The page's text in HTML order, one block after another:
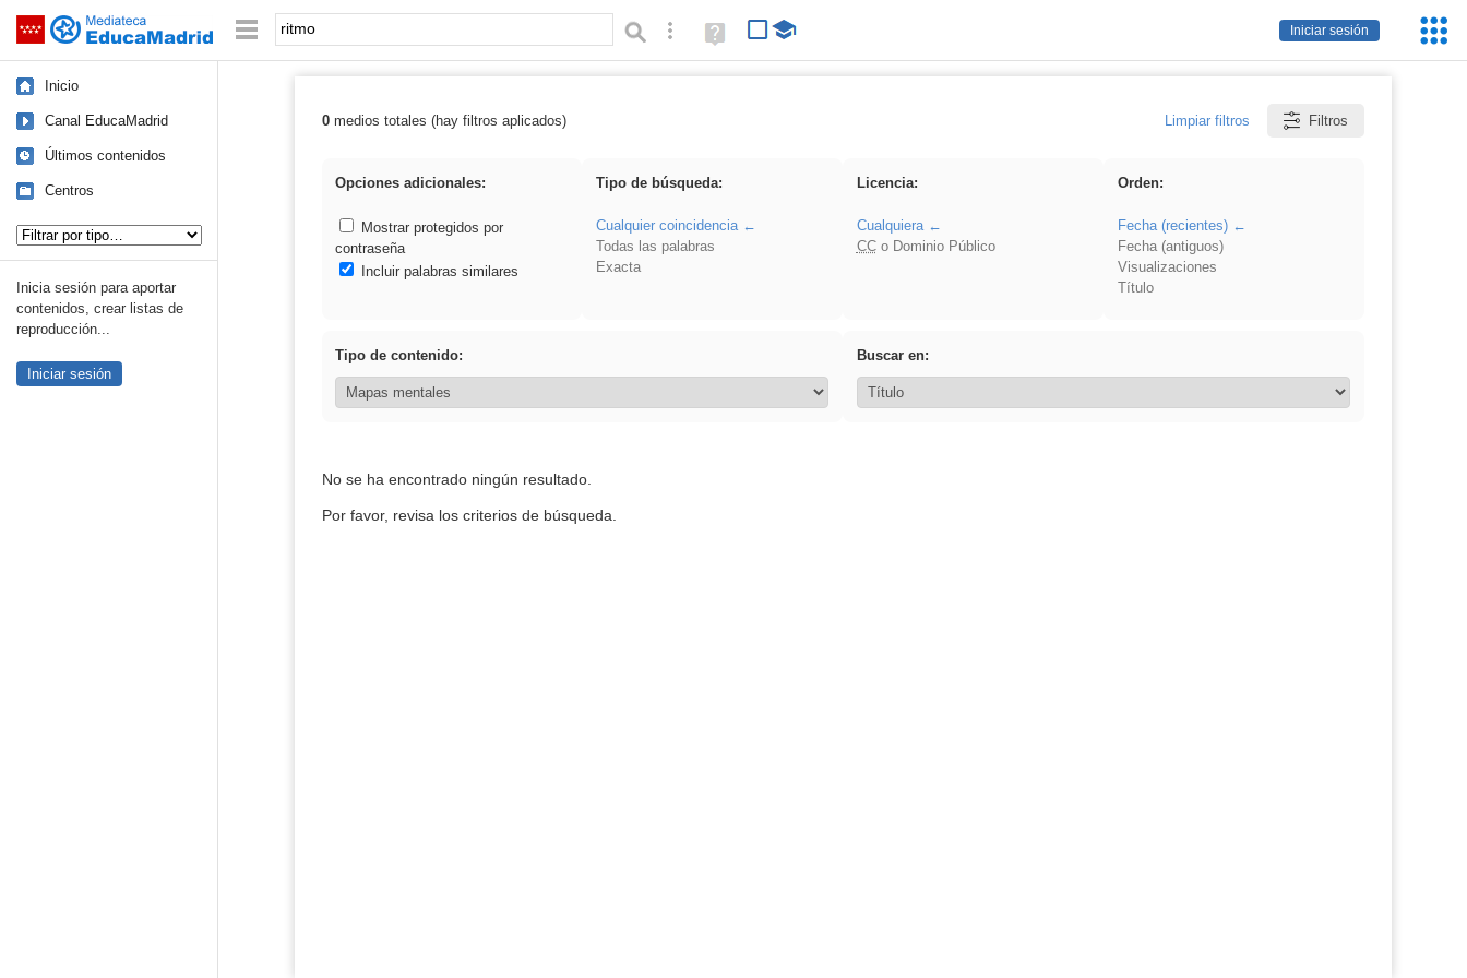
Saltar navegación
Iniciar sesión
Palabra o frase: Búsqueda avanzada
Ayuda
(en
Inicio
Canal EducaMadrid
Últimos contenidos
Centros
Inicia sesión para aportar
contenidos, crear listas de
reproducción...
Iniciar sesión
Resultados de: ritmo
0medios totales (hay filtros aplicados) Limpiar filtros Filtros
Opciones adicionales:
Mostrar protegidos por
contraseña
Incluir palabras similares
Tipo de búsqueda:
Cualquier coincidencia
Todas las palabras
Exacta
Licencia:
Cualquiera
CCo Dominio Público
Orden:
Fecha (recientes)
Fecha (antiguos)
Visualizaciones
Título
Tipo de contenido: Buscar en:
No se ha encontrado ningún resultado.
Por favor, revisa los criterios de búsqueda.